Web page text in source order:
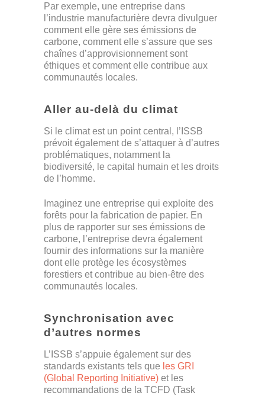
Par exemple, une entreprise dans
l’industrie manufacturière devra divulguer
comment elle gère ses émissions de
carbone, comment elle s’assure que ses
chaînes d’approvisionnement sont
éthiques et comment elle contribue aux
communautés locales.
Aller au-delà du climat
Si le climat est un point central, l’ISSB
prévoit également de s’attaquer à d’autres
problématiques, notamment la
biodiversité, le capital humain et les droits
de l’homme.
Imaginez une entreprise qui exploite des
forêts pour la fabrication de papier. En
plus de rapporter sur ses émissions de
carbone, l’entreprise devra également
fournir des informations sur la manière
dont elle protège les écosystèmes
forestiers et contribue au bien-être des
communautés locales.
Synchronisation avec
d’autres normes
L’ISSB s’appuie également sur des
standards existants tels que les GRI
(Global Reporting Initiative) et les
recommandations de la TCFD (Task